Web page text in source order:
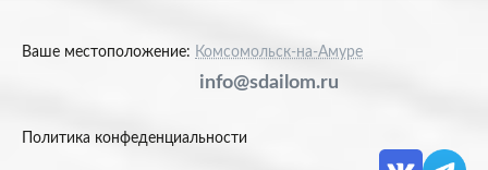
Ваше местоположение: Комсомольск-на-Амуре
info@sdailom.ru
Политика конфеденциальности